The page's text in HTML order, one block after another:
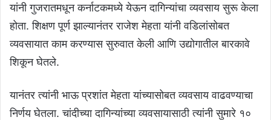
यांनी गुजरातमधून कर्नाटकमध्ये येऊन दागिन्यांचा व्यवसाय सुरू केला
होता. शिक्षण पूर्ण झाल्यानंतर राजेश मेहता यांनी वडिलांसोबत
व्यवसायात काम करण्यास सुरुवात केली आणि उद्योगातील बारकावे
शिकून घेतले.
यानंतर त्यांनी भाऊ प्रशांत मेहता यांच्यासोबत व्यवसाय वाढवण्याचा
निर्णय घेतला. चांदीच्या दागिन्यांच्या व्यवसायासाठी त्यांनी सुमारे १०